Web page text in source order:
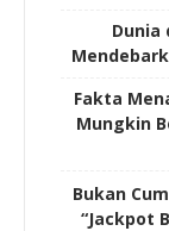
Dunia
Fakta
Mungkin
Bukan
“Jackpot